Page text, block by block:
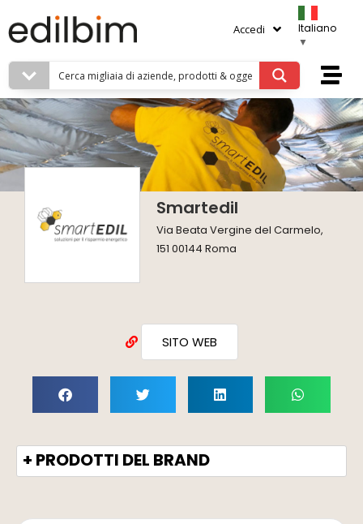
Accedi
Italiano
▼
Smartedil
Via Beata Vergine del Carmelo,
151 00144 Roma
SITO WEB
+ PRODOTTI DEL BRAND